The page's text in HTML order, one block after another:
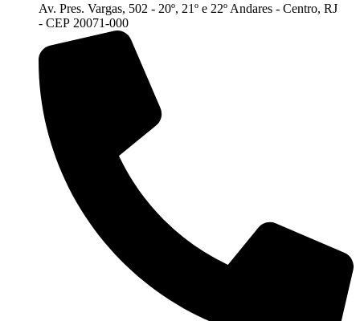
Av. Pres. Vargas, 502 - 20º, 21º e 22º Andares - Centro, RJ
- CEP 20071-000